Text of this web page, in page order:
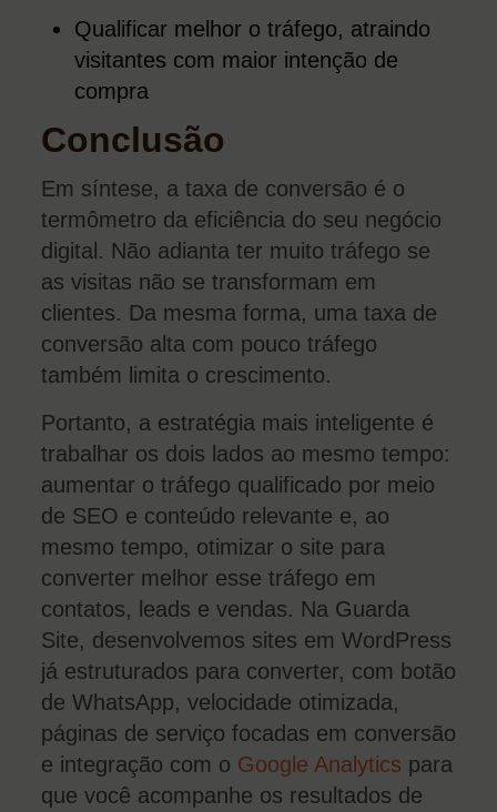
Qualificar melhor o tráfego, atraindo
visitantes com maior intenção de
compra
Conclusão
Em síntese, a taxa de conversão é o
termômetro da eficiência do seu negócio
digital. Não adianta ter muito tráfego se
as visitas não se transformam em
clientes. Da mesma forma, uma taxa de
conversão alta com pouco tráfego
também limita o crescimento.
Portanto, a estratégia mais inteligente é
trabalhar os dois lados ao mesmo tempo:
aumentar o tráfego qualificado por meio
de SEO e conteúdo relevante e, ao
mesmo tempo, otimizar o site para
converter melhor esse tráfego em
contatos, leads e vendas. Na Guarda
Site, desenvolvemos sites em WordPress
já estruturados para converter, com botão
de WhatsApp, velocidade otimizada,
páginas de serviço focadas em conversão
e integração com o Google Analytics para
que você acompanhe os resultados de